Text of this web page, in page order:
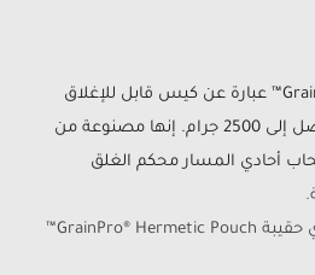
إن GrainPro® Hermetic Pouch™ عبارة عن كيس قابل للإغلاق
لعينات السلع بسعة ما يصل إلى 2500 جرام. إنها مصنوعة من
أحادي المسار محكم الغلق
للتخزين لفترة أطول، تحتوي حقيبة GrainPro® Hermetic Pouch™